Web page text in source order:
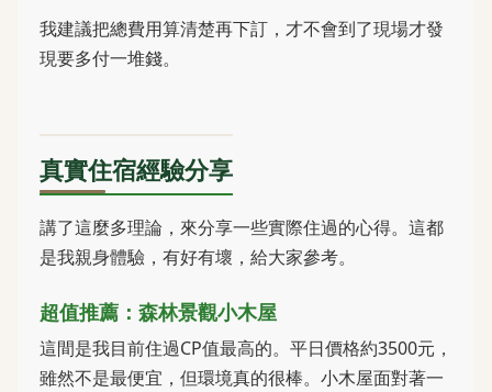
我建議把總費用算清楚再下訂，才不會到了現場才發
現要多付一堆錢。
真實住宿經驗分享
講了這麼多理論，來分享一些實際住過的心得。這都
是我親身體驗，有好有壞，給大家參考。
超值推薦：森林景觀小木屋
這間是我目前住過CP值最高的。平日價格約3500元，
雖然不是最便宜，但環境真的很棒。小木屋面對著一